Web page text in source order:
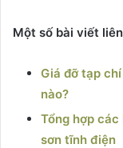
Một số bài viết
Giá đỡ tạp
nào?
Tổng hợp
sơn tĩnh điện